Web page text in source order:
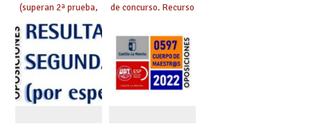
(superan 2ª prueba,
%, ratio, etc.).
Reclamaciones.
de concurso. Recurso